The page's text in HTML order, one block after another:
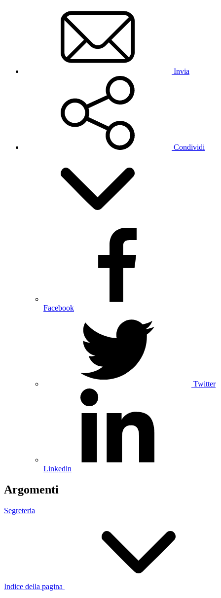
Invia
Condividi
Facebook
Twitter
Linkedin
Argomenti
Segreteria
Indice della pagina